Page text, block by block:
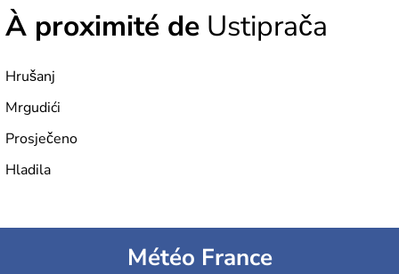
À proximité de Ustiprača
Hrušanj
Mrgudići
Prosječeno
Hladila
Météo France